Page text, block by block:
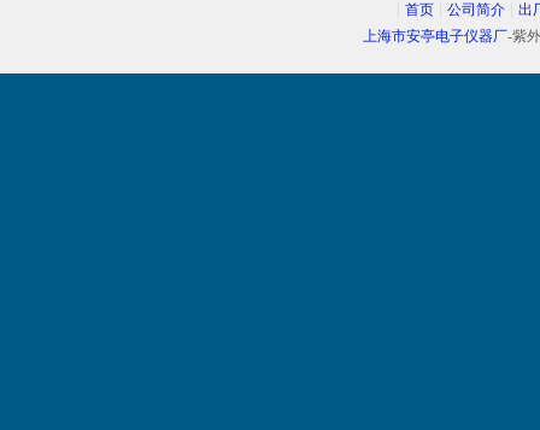
首页 公司简介
出
上海市安亭电子仪器厂-紫